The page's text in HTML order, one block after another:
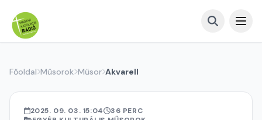
Főoldal Műsorok Műsor Akvarell
2025. 09. 03. 15:04
36 PERC